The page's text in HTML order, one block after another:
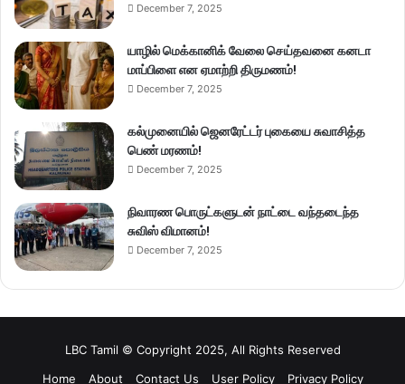
December 7, 2025
யாழில் மெக்கானிக் வேலை செய்தவனை கனடா
மாப்பிளை என ஏமாற்றி திருமணம்!
December 7, 2025
கல்முனையில் ஜெனரேட்டர் புகையை சுவாசித்த
பெண் மரணம்!
December 7, 2025
நிவாரண பொருட்களுடன் நாட்டை வந்தடைந்த
சுவிஸ் விமானம்!
December 7, 2025
LBC Tamil © Copyright 2025, All Rights Reserved
Home
About Contact Us User Policy Privacy Policy